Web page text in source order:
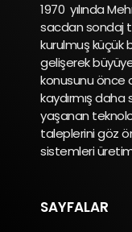
1970 yılında
sacdan sondaj
kurulmuş küçük
gelişerek
konusunu önce
kaydırmış
yaşanan
taleplerini göz
sistemleri
SAYFALAR